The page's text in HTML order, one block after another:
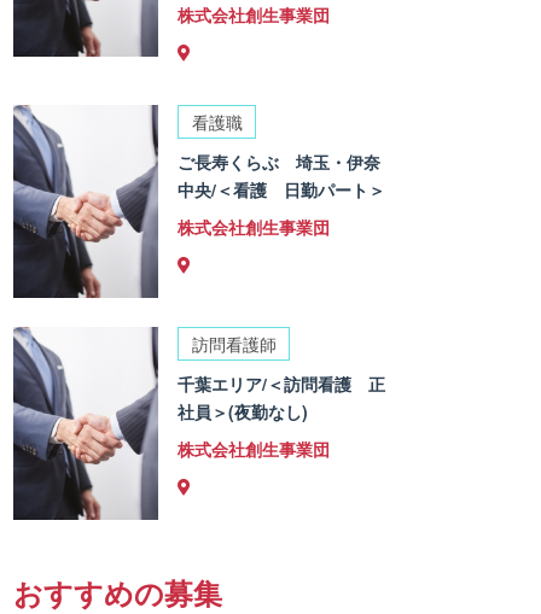
株式会社創生事業団
看護職
ご長寿くらぶ 埼玉・伊奈
中央/＜看護 日勤パート＞
株式会社創生事業団
訪問看護師
千葉エリア/＜訪問看護 正
社員＞(夜勤なし)
株式会社創生事業団
おすすめの募集